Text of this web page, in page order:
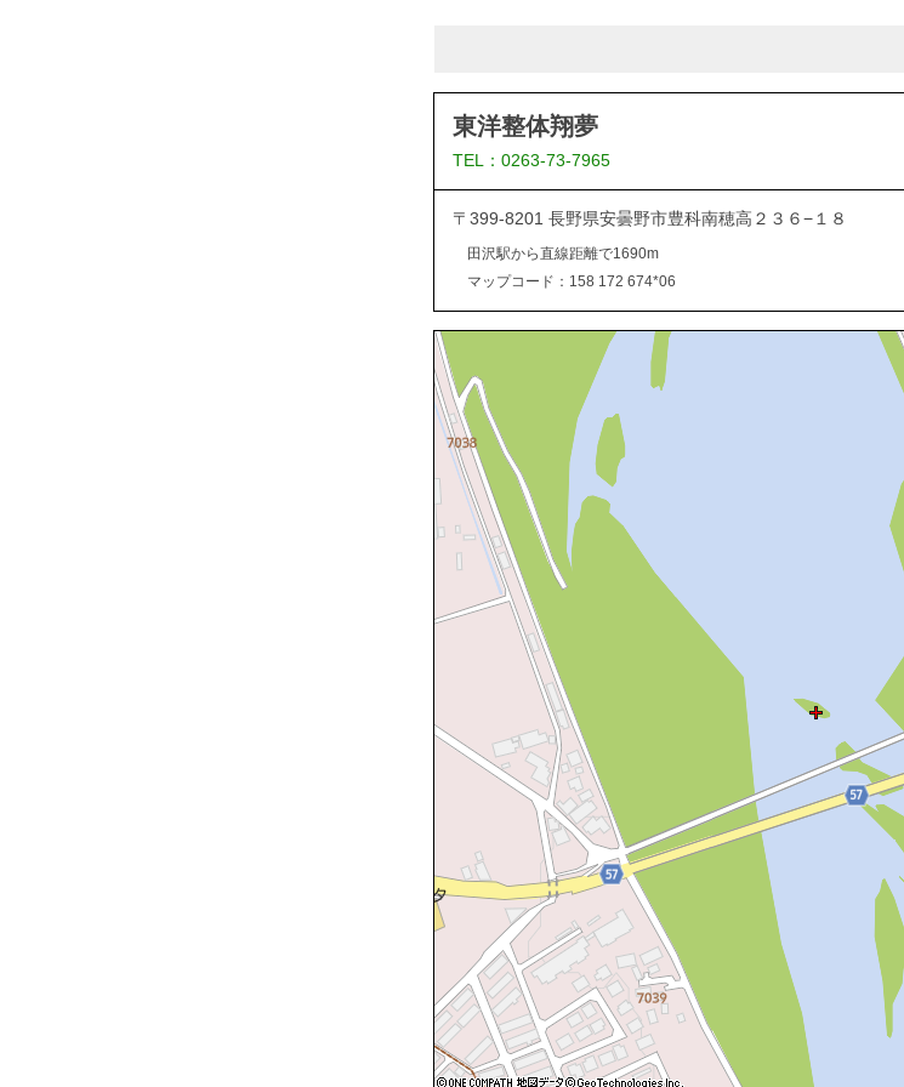
東洋整体翔夢
TEL：0263-73-7965
〒399-8201 長野県安曇野市豊科南穂高２３６−１８
田沢駅から直線距離で1690m
マップコード：158 172 674*06